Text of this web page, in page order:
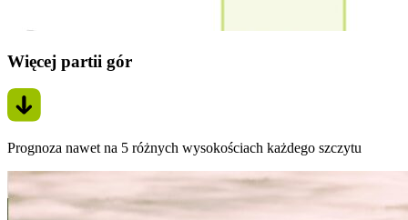
Więcej partii gór
Prognoza nawet na 5 różnych wysokościach każdego szczytu